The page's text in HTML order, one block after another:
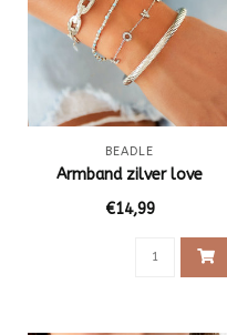
BEADLE
Armband zilver love
€14,99